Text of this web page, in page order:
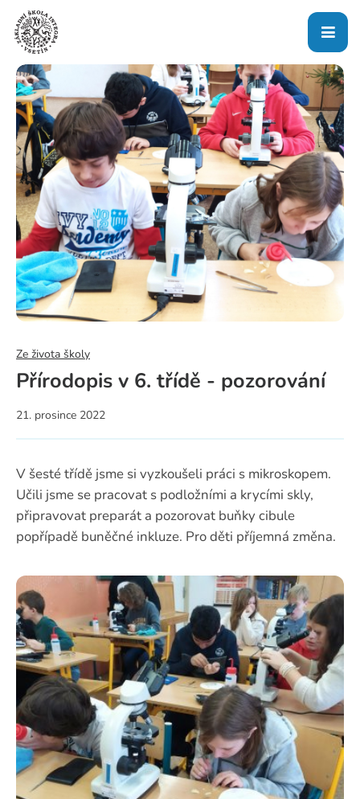
Ze života školy
Přírodopis v 6. třídě - pozorování
21. prosince 2022
V šesté třídě jsme si vyzkoušeli práci s mikroskopem.
Učili jsme se pracovat s podložními a krycími skly,
připravovat preparát a pozorovat buňky cibule
popřípadě buněčné inkluze. Pro děti příjemná změna.